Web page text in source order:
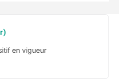
en vigueur